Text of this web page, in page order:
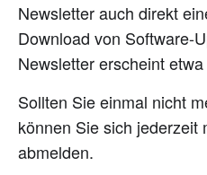
Newsletter auch direkt
Download von Software-
Newsletter erscheint
Sollten Sie einmal nicht
können Sie sich jederzeit
abmelden.